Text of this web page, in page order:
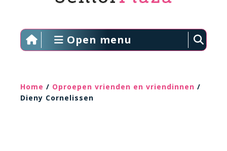
Open menu
Home / Oproepen vrienden en vriendinnen /
Dieny Cornelissen